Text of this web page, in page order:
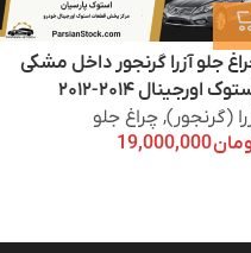
جلو آزرا گرنجور داخل مشکی
اورجینال ۲۰۱۴-۲۰۱۲
(گرنجور), چراغ جلو